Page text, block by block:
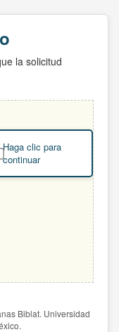
la solicitud
Haga clic para
continuar
Biblat. Universidad